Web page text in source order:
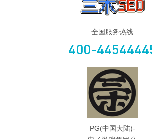
全国服务热线
400-
PG(中国大陆)-